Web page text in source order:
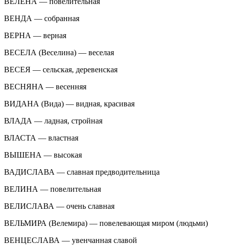
ВЕНДА — собранная
ВЕРНА — верная
ВЕСЕЛА (Веселина) — веселая
ВЕСЕЯ — сельская, деревенская
ВЕСНЯНА — весенняя
ВИДАНА (Вида) — видная, красивая
ВЛАДА — ладная, стройная
ВЛАСТА — властная
ВЫШЕНА — высокая
ВАДИСЛАВА — славная предводительница
ВЕЛИНА — повелительная
ВЕЛИСЛАВА — очень славная
ВЕЛЬМИРА (Велемира) — повелевающая миром (людьми)
ВЕНЦЕСЛАВА — увенчанная славой